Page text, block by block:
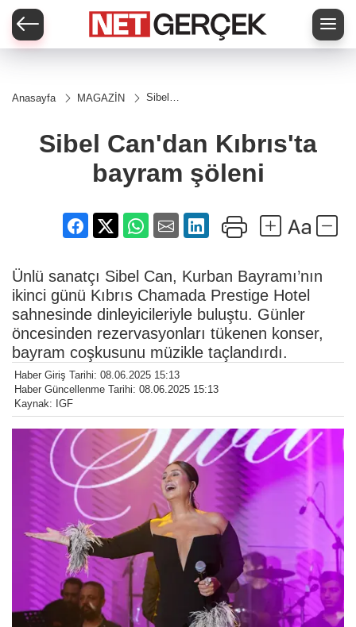
Anasayfa MAGAZİN
Sibel
bayram
şöleni
Sibel Can'dan Kıbrıs'ta
bayram şöleni
Ünlü sanatçı Sibel Can, Kurban Bayramı’nın
ikinci günü Kıbrıs Chamada Prestige Hotel
sahnesinde dinleyicileriyle buluştu. Günler
öncesinden rezervasyonları tükenen konser,
bayram coşkusunu müzikle taçlandırdı.
Haber Giriş Tarihi: 08.06.2025 15:13
Haber Güncellenme Tarihi: 08.06.2025 15:13
Kaynak: IGF